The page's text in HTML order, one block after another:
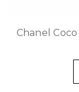
Chanel